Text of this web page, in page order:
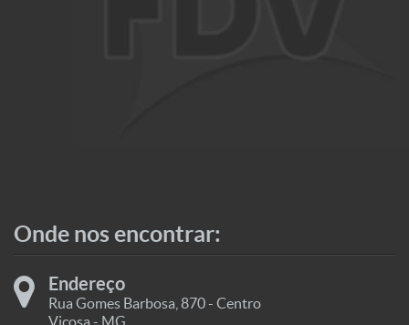
Onde nos encontrar:
Endereço
Rua Gomes Barbosa, 870 - Centro
Viçosa - MG